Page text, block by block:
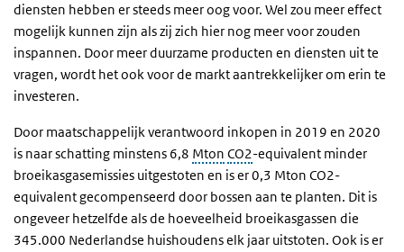
diensten hebben er steeds meer oog voor. Wel zou meer effect
mogelijk kunnen zijn als zij zich hier nog meer voor zouden
inspannen. Door meer duurzame producten en diensten uit te
vragen, wordt het ook voor de markt aantrekkelijker om erin te
investeren.
Door maatschappelijk verantwoord inkopen in 2019 en 2020
is naar schatting minstens 6,8 Mton CO2-equivalent minder
broeikasgasemissies uitgestoten en is er 0,3 Mton CO2-
equivalent gecompenseerd door bossen aan te planten. Dit is
ongeveer hetzelfde als de hoeveelheid broeikasgassen die
345.000 Nederlandse huishoudens elk jaar uitstoten. Ook is er